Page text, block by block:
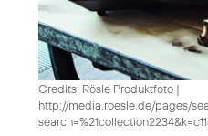
Credits: Rösle Produktfoto |
http://media.roesle.de/pages/